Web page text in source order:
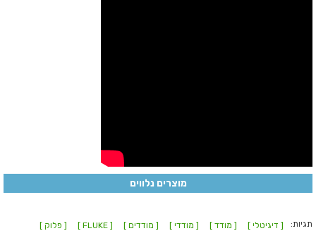
מוצרים נלווים
תגיות: [ דיגיטלי ] [ מודד ] [ מודדי ] [ מודדים ] [ FLUKE ] [ פלוק ]